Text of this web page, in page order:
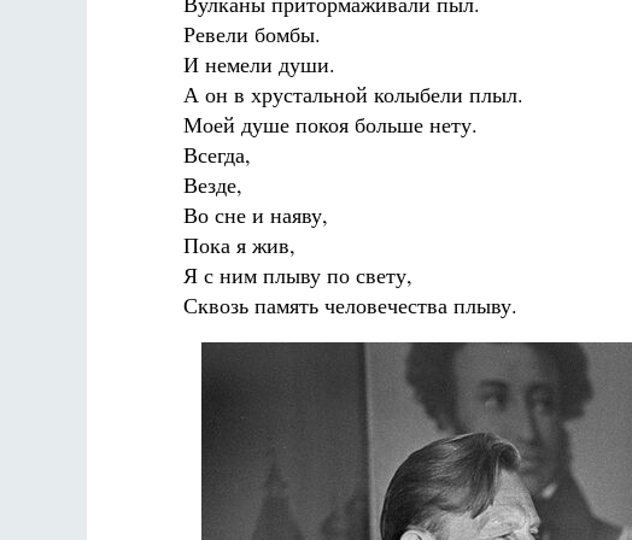
Ревели бомбы.
И немели души.
А он в хрустальной колыбели плыл.
Моей душе покоя больше нету.
Всегда,
Везде,
Во сне и наяву,
Пока я жив,
Я с ним плыву по свету,
Сквозь память человечества плыву.